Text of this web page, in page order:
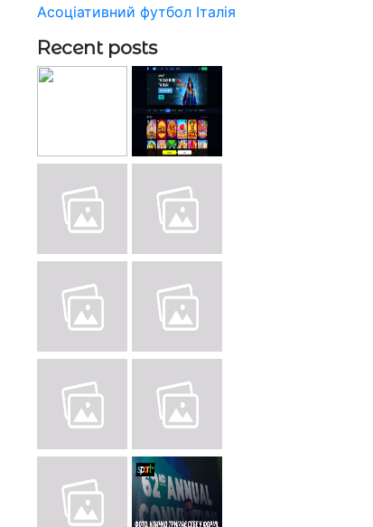
Асоціативний футбол Італія
Recent posts